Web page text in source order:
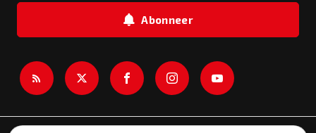
Abonneer